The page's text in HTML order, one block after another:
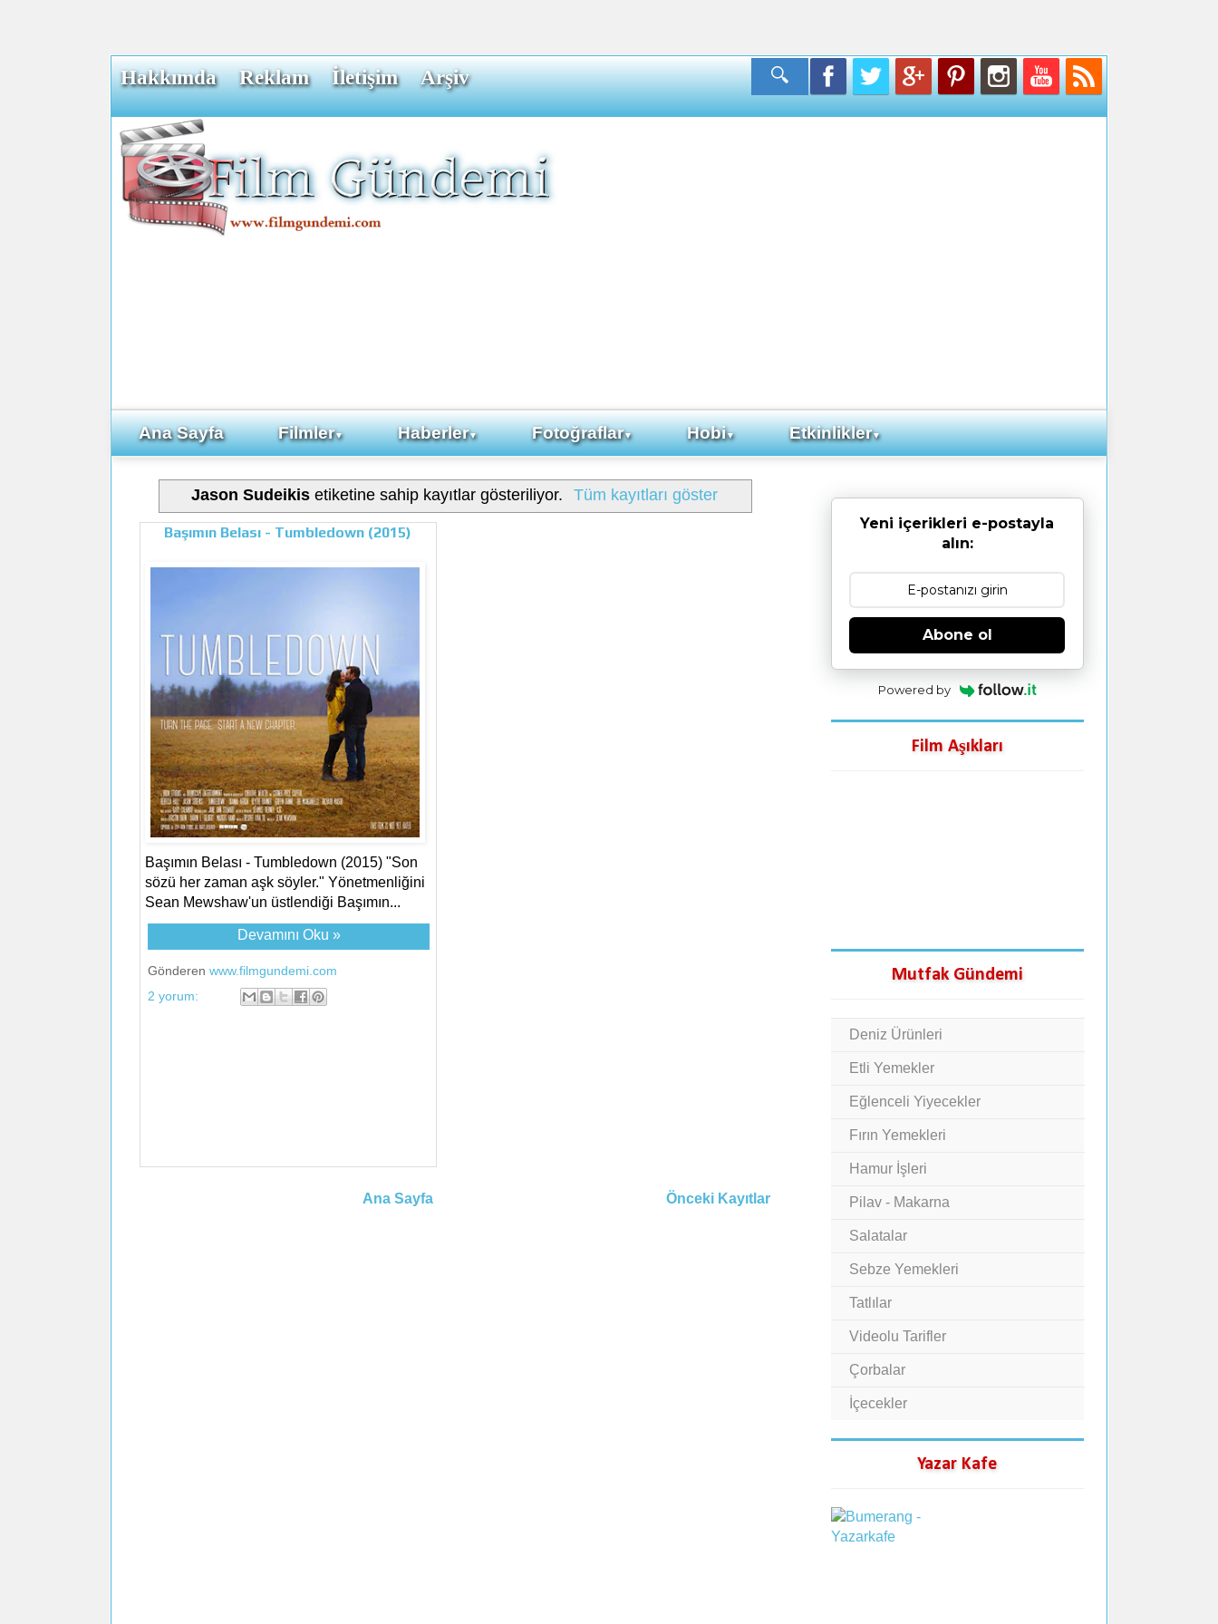
Hakkımda Reklam İletişim Arşiv
Ana Sayfa Filmler▼ Haberler▼ Fotoğraflar▼ Hobi▼ Etkinlikler▼
Jason Sudeikis etiketine sahip kayıtlar gösteriliyor. Tüm kayıtları göster
Başımın Belası - Tumbledown (2015)
Başımın Belası - Tumbledown (2015) "Son
sözü her zaman aşk söyler." Yönetmenliğini
Sean Mewshaw'un üstlendiği Başımın...
Devamını Oku »
Gönderen www.filmgundemi.com
2 yorum:
Önceki Kayıtlar
Ana Sayfa
Yeni içerikleri e-postayla
alın:
Abone ol
Powered by
Film Aşıkları
Mutfak Gündemi
Deniz Ürünleri
Etli Yemekler
Eğlenceli Yiyecekler
Fırın Yemekleri
Hamur İşleri
Pilav - Makarna
Salatalar
Sebze Yemekleri
Tatlılar
Videolu Tarifler
Çorbalar
İçecekler
Yazar Kafe